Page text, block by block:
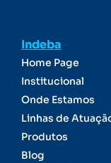
Indeba
Home Page
Institucional
Onde Estamos
Linhas de
Produtos
Blog